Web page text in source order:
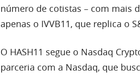
número de cotistas – com mais
apenas o IVVB11, que replica o
O HASH11 segue o Nasdaq
parceria com a Nasdaq, que